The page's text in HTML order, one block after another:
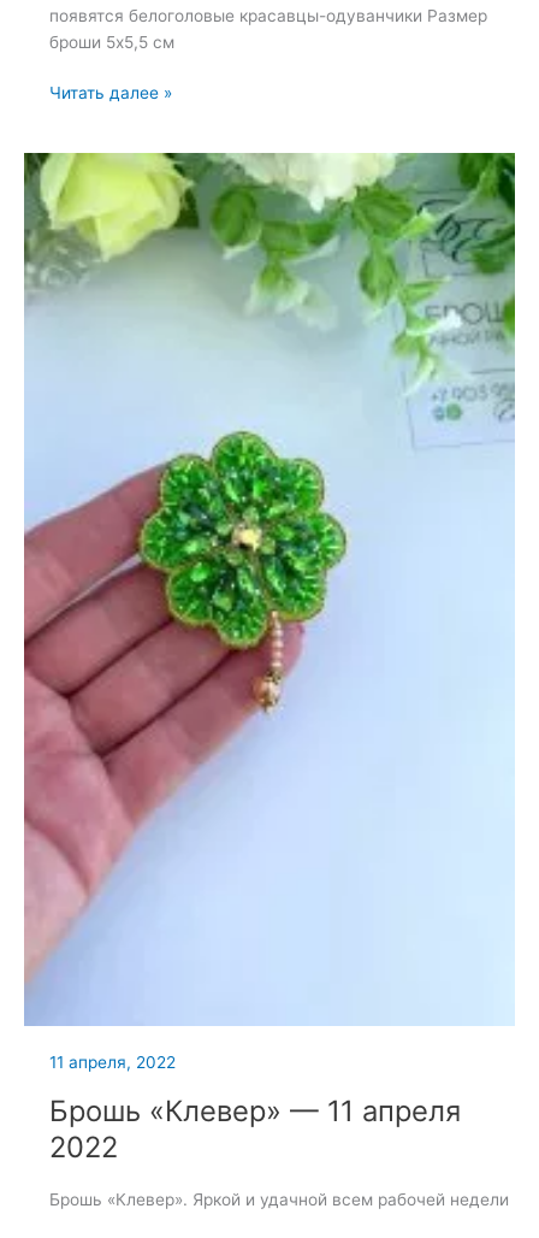
появятся белоголовые красавцы-одуванчики Размер
броши 5х5,5 см
Брошь
апреля
2022
—
10:46
Читать далее »
11 апреля, 2022
Брошь «Клевер» — 11 апреля
2022
Брошь «Клевер». Яркой и удачной всем рабочей недели